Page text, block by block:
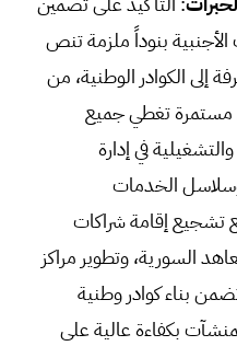
الأجنبية بنوداً ملزمة تنص
إلى الكوادر الوطنية، من
مستمرة تغطي جميع
في إدارة
الخدمات
تشجيع إقامة شراكات
السورية، وتطوير مراكز
بناء كوادر وطنية
بكفاءة عالية على